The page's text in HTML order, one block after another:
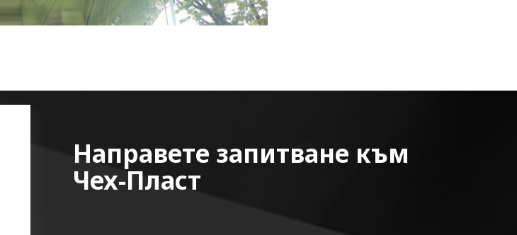
Направете запитване към
Чех-Пласт